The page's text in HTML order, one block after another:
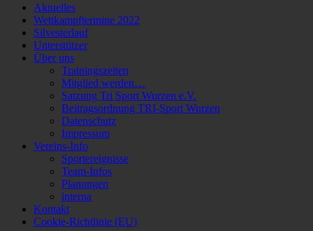
Aktuelles
Wettkampftermine 2022
Silvesterlauf
Unterstützer
Über uns
Trainingszeiten
Mitglied werden…
Satzung Tri Sport Wurzen e.V.
Beitragsordnung TRI-Sport Wurzen
Datenschutz
Impressum
Vereins-Info
Sportereignisse
Team-Infos
Planungen
interna
Kontakt
Cookie-Richtlinie (EU)